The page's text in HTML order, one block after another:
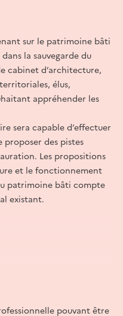
sur le patrimoine bâti
la sauvegarde du
cabinet d’architecture,
élus,
appréhender les
sera capable d’effectuer
des pistes
Les propositions
et le fonctionnement
patrimoine bâti compte
existant.
constructives.
et mise en sécurité.
pouvant être